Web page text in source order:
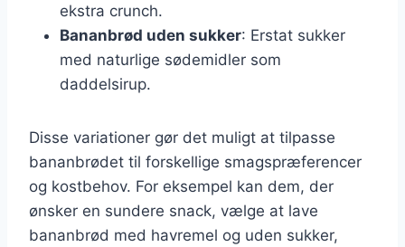
ekstra crunch.
Bananbrød uden sukker: Erstat sukker
med naturlige sødemidler som
daddelsirup.
Disse variationer gør det muligt at tilpasse
bananbrødet til forskellige smagspræferencer
og kostbehov. For eksempel kan dem, der
ønsker en sundere snack, vælge at lave
bananbrød med havremel og uden sukker,